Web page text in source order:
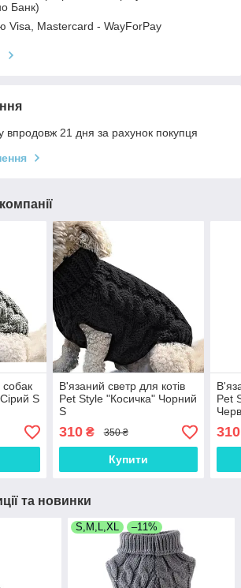
Банк)
Visa, Mastercard - WayForPay
впродовж 21 дня за рахунок покупця
S
В'язаний светр для котів
Pet Style "Косичка" Чорний
S
310₴ 350 ₴
Купити
Pet
310
та новинки
S,M,L,XL –11%